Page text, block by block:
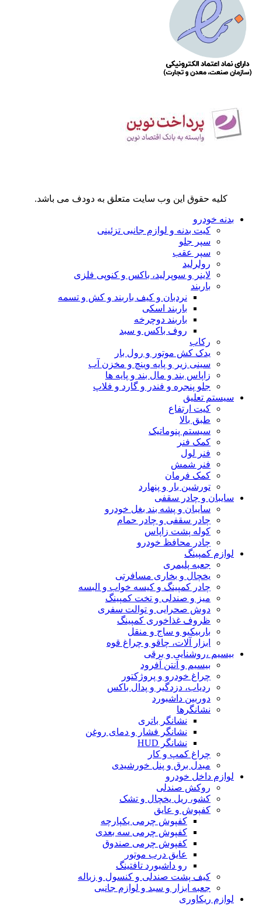
کلیه حقوق این وب سایت متعلق به دودف می باشد.
بدنه خودرو
کیت بدنه و لوازم جانبی تزئینی
سپر جلو
سپر عقب
رولرلید
لاینر و سوپرلید، باکس و کنوپی فلزی
باربند
نردبان و کیف باربند و کش و تسمه
باربند اسکی
باربند دوچرخه
روف باکس و سبد
رکاب
یدک کش موتور و رول بار
سینی زیر و پایه وینچ و مخزن آب
زاپاس بند و مال بند و پایه ها
جلو پنجره و فندر و گارد و فلاپ
سیستم تعلیق
کیت ارتفاع
طبق بالا
سیستم پنوماتیک
کمک فنر
فنر لول
فنر شمش
کمک فرمان
تورشین بار و پنهارد
سایبان و چادر سقفی
سایبان و پشه بند بغل خودرو
چادر سقفی و چادر حمام
کوله پشت زاپاس
چادر محافظ خودرو
لوازم کمپینگ
جعبه پلیمری
یخچال و بخاری مسافرتی
چادر کمپینگ و کیسه خواب و البسه
میز و صندلی و تخت کمپینگ
دوش صحرایی و توالت سفری
ظروف غذاخوری کمپینگ
باربیکیو و ساج و منقل
ابزار آلات، چاقو و چراغ قوه
بیسیم ،روشنایی و برقی
بیسیم و آنتن آفرود
چراغ خودرو و پروژکتور
ردیاب، دزدگیر و پدال باکس
دوربین داشبورد
نشانگرها
نشانگر باتری
نشانگر فشار و دمای روغن
نشانگر HUD
چراغ کمپ و کار
مبدل برق و پنل خورشیدی
لوازم داخل خودرو
روکش صندلی
کشو، ریل یخچال و تشک
کفپوش و عایق
کفپوش چرمی یکپارچه
کفپوش چرمی سه بعدی
کفپوش چرمی صندوق
عایق درب موتور
رو داشبورد تافتینگ
کیف پشت صندلی و کنسول و زباله
جعبه ابزار و سبد و لوازم جانبی
لوازم ریکاوری